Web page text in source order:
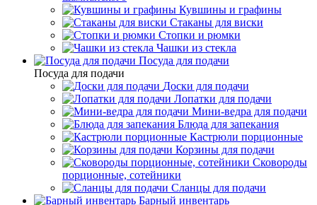
Кувшины и графины
Стаканы для виски
Стопки и рюмки
Чашки из стекла
Посуда для подачи
Посуда для подачи
Доски для подачи
Лопатки для подачи
Мини-ведра для подачи
Блюда для запекания
Кастрюли порционные
Корзины для подачи
Сковороды
порционные, сотейники
Сланцы для подачи
Барный инвентарь